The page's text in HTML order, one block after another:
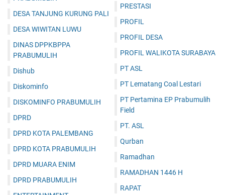
DESA TANJUNG KURUNG PALI
DESA WIWITAN LUWU
DINAS DPPKBPPA
PRABUMULIH
Dishub
Diskominfo
DISKOMINFO PRABUMULIH
DPRD
DPRD KOTA PALEMBANG
DPRD KOTA PRABUMULIH
DPRD MUARA ENIM
DPRD PRABUMULIH
PRESTASI
PROFIL
PROFIL DESA
PROFIL WALIKOTA SURABAYA
PT ASL
PT Lematang Coal Lestari
PT Pertamina EP Prabumulih
Field
PT. ASL
Qurban
Ramadhan
RAMADHAN 1446 H
RAPAT